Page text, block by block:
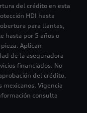
del crédito en esta
HDI hasta
para llantas,
hasta por 5 años o
Aplican
de la aseguradora
financiados. No
del crédito.
mexicanos. Vigencia
consulta